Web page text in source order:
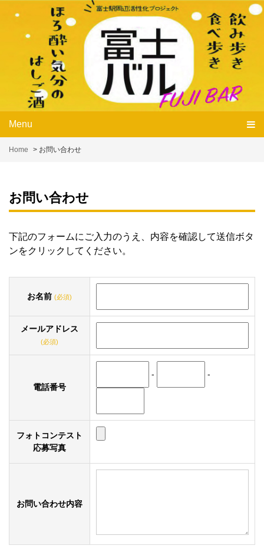
content
Menu
Home > お問い合わせ
お問い合わせ
下記のフォームにご入力のうえ、内容を確認して送信ボタ
ンをクリックしてください。
お名前 (必須)
メールアドレス
(必須)
電話番号
- -
フォトコンテスト
応募写真
お問い合わせ内容